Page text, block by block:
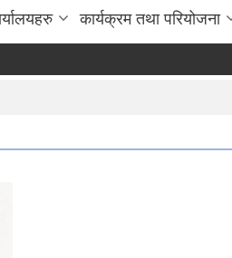
कार्यक्रम तथा परियोजना